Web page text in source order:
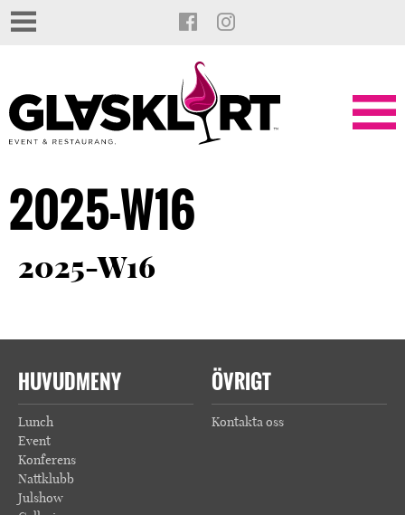
2025-W16
2025-W16
HUVUDMENY
Lunch
Event
Konferens
Nattklubb
Julshow
ÖVRIGT
Kontakta oss